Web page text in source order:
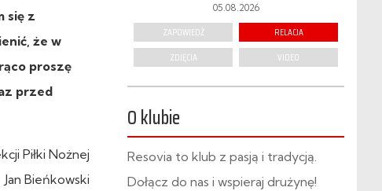
się z
że w
proszę
przed
Piłki Nożnej
Jan Bieńkowski
05.08.2026
ZAPOWIEDŹ
RELACJA
ZDJĘCIA
VIDEO
O klubie
Resovia to klub z pasją i tradycją.
Dołącz do nas i wspieraj drużynę!